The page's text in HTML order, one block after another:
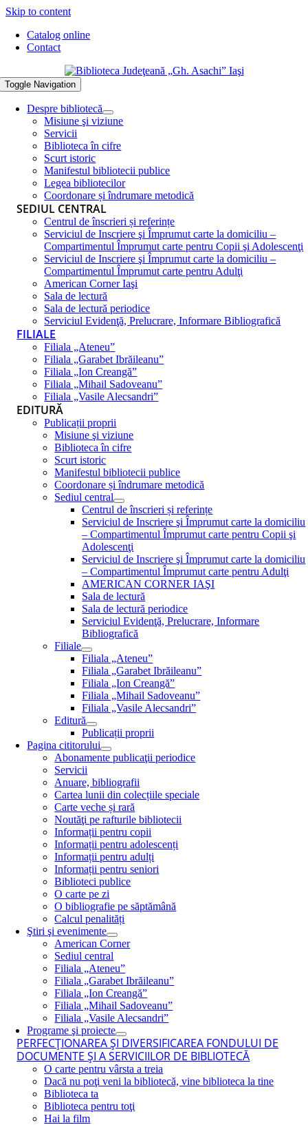
Skip to content
Catalog online
Contact
Toggle Navigation
Despre bibliotecă
Misiune şi viziune
Servicii
Biblioteca în cifre
Scurt istoric
Manifestul bibliotecii publice
Legea bibliotecilor
Coordonare și îndrumare metodică
SEDIUL CENTRAL
Centrul de înscrieri și referințe
Serviciul de Inscriere şi Împrumut carte la domiciliu –
Compartimentul Împrumut carte pentru Copii şi Adolescenţi
Serviciul de Inscriere şi Împrumut carte la domiciliu –
Compartimentul Împrumut carte pentru Adulţi
American Corner Iaşi
Sala de lectură
Sala de lectură periodice
Serviciul Evidenţă, Prelucrare, Informare Bibliografică
FILIALE
Filiala „Ateneu”
Filiala „Garabet Ibrăileanu”
Filiala „Ion Creangă”
Filiala „Mihail Sadoveanu”
Filiala „Vasile Alecsandri”
EDITURĂ
Publicații proprii
Misiune şi viziune
Biblioteca în cifre
Scurt istoric
Manifestul bibliotecii publice
Coordonare și îndrumare metodică
Sediul central
Centrul de înscrieri și referințe
Serviciul de Inscriere şi Împrumut carte la domiciliu
– Compartimentul Împrumut carte pentru Copii şi
Adolescenţi
Serviciul de Inscriere şi Împrumut carte la domiciliu
– Compartimentul Împrumut carte pentru Adulţi
AMERICAN CORNER IAŞI
Sala de lectură
Sala de lectură periodice
Serviciul Evidenţă, Prelucrare, Informare
Bibliografică
Filiale
Filiala „Ateneu”
Filiala „Garabet Ibrăileanu”
Filiala „Ion Creangă”
Filiala „Mihail Sadoveanu”
Filiala „Vasile Alecsandri”
Editură
Publicații proprii
Pagina cititorului
Abonamente publicaţii periodice
Servicii
Anuare, bibliografii
Cartea lunii din colecțiile speciale
Carte veche și rară
Noutăţi pe rafturile bibliotecii
Informații pentru copii
Informații pentru adolescenți
Informații pentru adulți
Informații pentru seniori
Biblioteci publice
O carte pe zi
O bibliografie pe săptămână
Calcul penalități
Ştiri şi evenimente
American Corner
Sediul central
Filiala „Ateneu”
Filiala „Garabet Ibrăileanu”
Filiala „Ion Creangă”
Filiala „Mihail Sadoveanu”
Filiala „Vasile Alecsandri”
Programe şi proiecte
PERFECŢIONAREA ŞI DIVERSIFICAREA FONDULUI DE
DOCUMENTE ŞI A SERVICIILOR DE BIBLIOTECĂ
O carte pentru vârsta a treia
Dacă nu poţi veni la bibliotecă, vine biblioteca la tine
Biblioteca ta
Biblioteca pentru toţi
Hai la film